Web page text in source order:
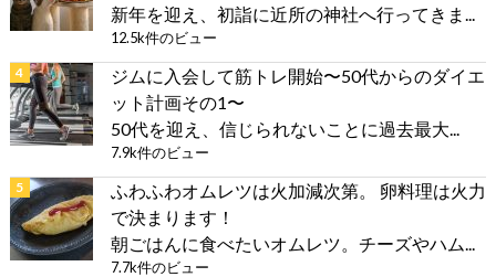
新年を迎え、初詣に近所の神社へ行ってきま...
12.5k件のビュー
ジムに入会して筋トレ開始〜50代からのダイエ
ット計画その1〜
50代を迎え、信じられないことに過去最大...
7.9k件のビュー
ふわふわオムレツは火加減次第。 卵料理は火力
で決まります！
朝ごはんに食べたいオムレツ。チーズやハム...
7.7k件のビュー